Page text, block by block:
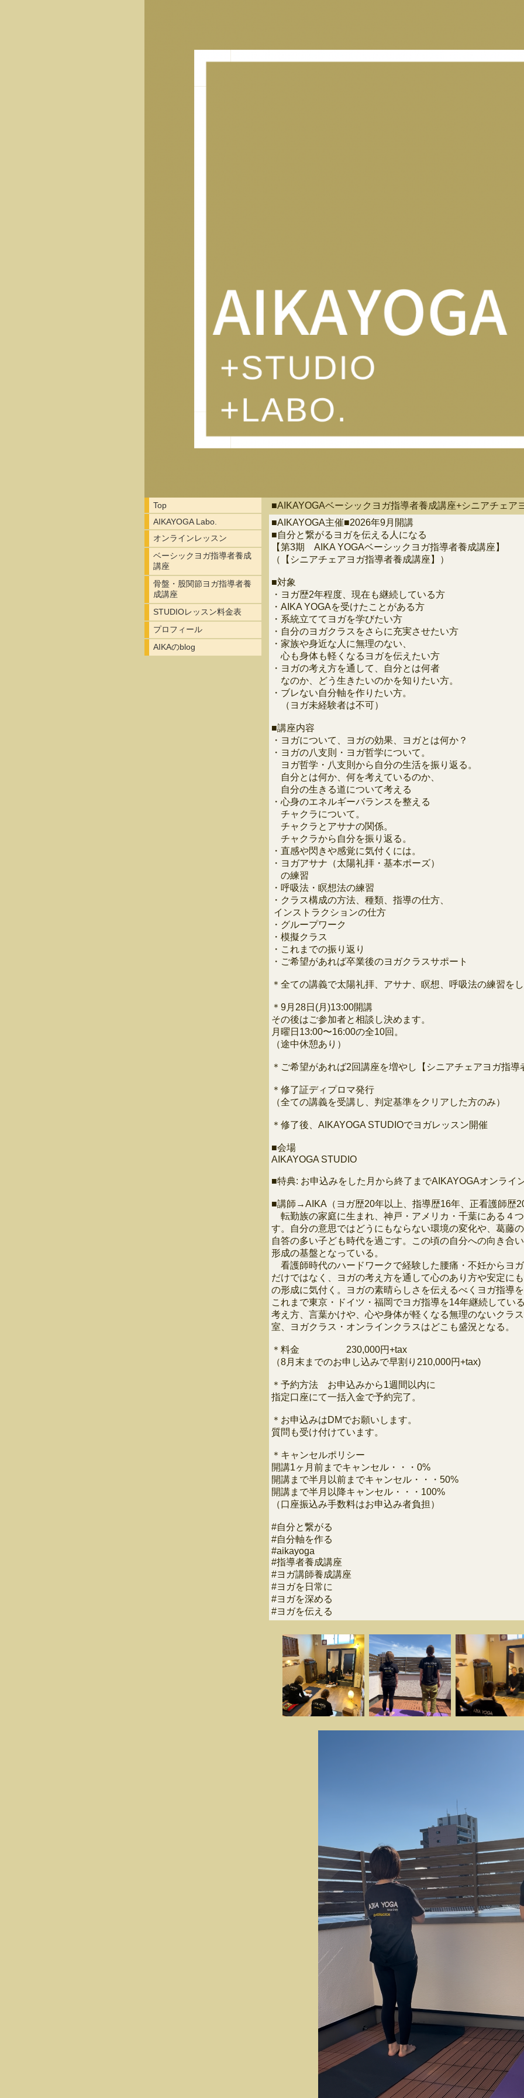
■AIKAYOGAベーシックヨガ指導者養成講座+シニアチェア
■AIKAYOGA主催■2026年9月開講
■自分と繋がるヨガを伝える人になる
【第3期 AIKA YOGAベーシックヨガ指導者養成講座】
（【シニアチェアヨガ指導者養成講座】）
■対象
・ヨガ歴2年程度、現在も継続している方
・AIKA YOGAを受けたことがある方
・系統立ててヨガを学びたい方
・自分のヨガクラスをさらに充実させたい方
・家族や身近な人に無理のない、
心も身体も軽くなるヨガを伝えたい方
・ヨガの考え方を通して、自分とは何者
なのか、どう生きたいのかを知りたい方。
・ブレない自分軸を作りたい方。
（ヨガ未経験者は不可）
■講座内容
・ヨガについて、ヨガの効果、ヨガとは何か？
・ヨガの八支則・ヨガ哲学について。
ヨガ哲学・八支則から自分の生活を振り返る。
自分とは何か、何を考えているのか、
自分の生きる道について考える
・心身のエネルギーバランスを整える
チャクラについて。
チャクラとアサナの関係。
チャクラから自分を振り返る。
・直感や閃きや感覚に気付くには。
・ヨガアサナ（太陽礼拝・基本ポーズ）
の練習
・呼吸法・瞑想法の練習
・クラス構成の方法、種類、指導の仕方、
インストラクションの仕方
・グループワーク
・模擬クラス
・これまでの振り返り
・ご希望があれば卒業後のヨガクラスサポート
＊全ての講義で太陽礼拝、アサナ、瞑想、呼吸法の練習を
＊9月28日(月)13:00開講
その後はご参加者と相談し決めます。
月曜日13:00〜16:00の全10回。
（途中休憩あり）
＊ご希望があれば2回講座を増やし【シニアチェアヨガ指
＊修了証ディプロマ発行
（全ての講義を受講し、判定基準をクリアした方のみ）
＊修了後、AIKAYOGA STUDIOでヨガレッスン開催
■会場
AIKAYOGA STUDIO
■特典: お申込みをした月から終了までAIKAYOGAオンライ
■講師→AIKA（ヨガ歴20年以上、指導歴16年、正看護師歴
転勤族の家庭に生まれ、神戸・アメリカ・千葉にある４
す。自分の意思ではどうにもならない環境の変化や、葛藤
自答の多い子ども時代を過ごす。この頃の自分への向き合
形成の基盤となっている。
看護師時代のハードワークで経験した腰痛・不妊からヨ
だけではなく、ヨガの考え方を通して心のあり方や安定に
の形成に気付く。ヨガの素晴らしさを伝えるべくヨガ指導
これまで東京・ドイツ・福岡でヨガ指導を14年継続してい
考え方、言葉かけや、心や身体が軽くなる無理のないクラ
室、ヨガクラス・オンラインクラスはどこも盛況となる。
＊料金 230,000円+tax
（8月末までのお申し込みで早割り210,000円+tax)
＊予約方法 お申込みから1週間以内に
指定口座にて一括入金で予約完了。
＊お申込みはDMでお願いします。
質問も受け付けています。
＊キャンセルポリシー
開講1ヶ月前までキャンセル・・・0%
開講まで半月以前までキャンセル・・・50%
開講まで半月以降キャンセル・・・100%
（口座振込み手数料はお申込み者負担）
#自分と繋がる
#自分軸を作る
#aikayoga
#指導者養成講座
#ヨガ講師養成講座
#ヨガを日常に
#ヨガを深める
#ヨガを伝える
Top
AIKAYOGA Labo.
オンラインレッスン
ベーシックヨガ指導者養成
講座
骨盤・股関節ヨガ指導者養
成講座
STUDIOレッスン料金表
プロフィール
AIKAのblog